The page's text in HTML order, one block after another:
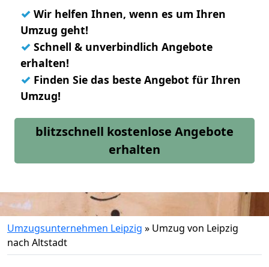
✓ Wir helfen Ihnen, wenn es um Ihren
Umzug geht!
✓ Schnell & unverbindlich Angebote
erhalten!
✓ Finden Sie das beste Angebot für Ihren
Umzug!
blitzschnell kostenlose Angebote
erhalten
Umzugsunternehmen Leipzig » Umzug von Leipzig
nach Altstadt